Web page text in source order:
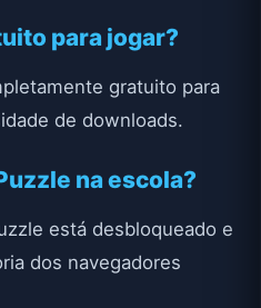
para jogar?
gratuito para
de downloads.
na escola?
está desbloqueado e
dos navegadores